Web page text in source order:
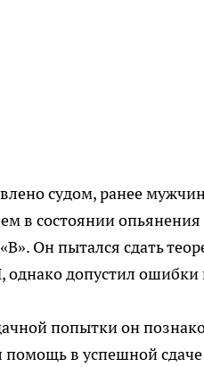
судом, ранее
в состоянии
Он пытался сдать
однако допустил
попытки он
в успешной